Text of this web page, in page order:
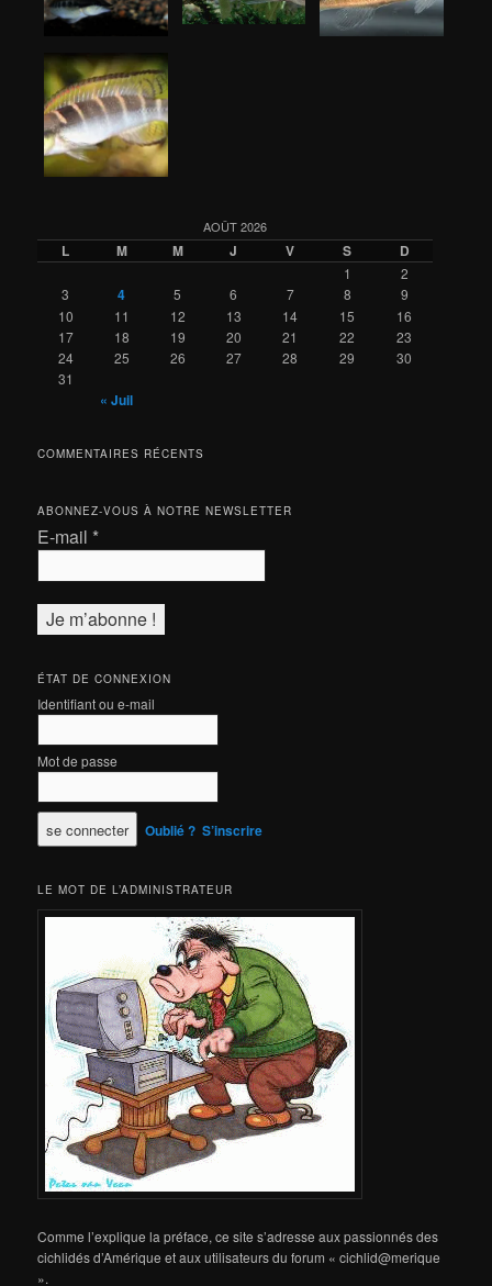
AOÛT 2026
L M M J V S D
1
2
3
4 5 6 7 8
9
10
11 12 13 14 15
16
17
18 19 20 21 22
23
24
25 26 27 28 29
30
31
« Juil
COMMENTAIRES RÉCENTS
ABONNEZ-VOUS À NOTRE NEWSLETTER
E-mail *
ÉTAT DE CONNEXION
Identifiant ou e-mail
Mot de passe
Oublié ? S’inscrire
LE MOT DE L’ADMINISTRATEUR
Comme l’explique la préface, ce site s’adresse aux passionnés des
cichlidés d’Amérique et aux utilisateurs du forum « cichlid@merique
».